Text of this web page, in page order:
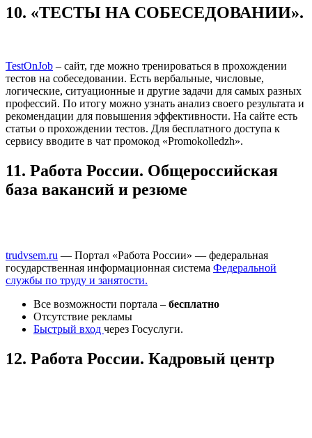
10. «ТЕСТЫ НА СОБЕСЕДОВАНИИ».
TestOnJob – сайт, где можно тренироваться в прохождении
тестов на собеседовании. Есть вербальные, числовые,
логические, ситуационные и другие задачи для самых разных
профессий. По итогу можно узнать анализ своего результата и
рекомендации для повышения эффективности. На сайте есть
статьи о прохождении тестов. Для бесплатного доступа к
сервису вводите в чат промокод «Promokolledzh».
11. Работа России. Общероссийская
база вакансий и резюме
trudvsem.ru — Портал «Работа России» — федеральная
государственная информационная система Федеральной
службы по труду и занятости.
Все возможности портала – бесплатно
Отсутствие рекламы
Быстрый вход через Госуслуги.
12. Работа России. Кадровый центр